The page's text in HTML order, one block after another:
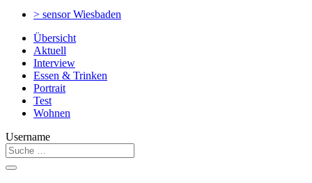
> sensorWiesbaden
Übersicht
Aktuell
Interview
Essen & Trinken
Portrait
Test
Wohnen
Username